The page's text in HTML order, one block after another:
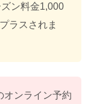
ン料金1,000
ラスされま
オンライン予約